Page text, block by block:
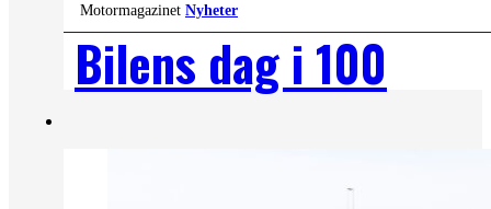
Motormagazinet Nyheter
Bilens dag i 100